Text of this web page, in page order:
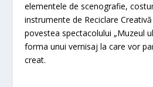
elementele de scenografie,
instrumente de Reciclare
povestea spectacolului „Muzeul
forma unui vernisaj la care vor
creat.